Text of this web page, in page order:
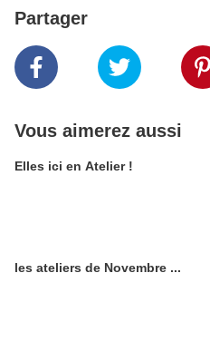
Partager
Vous aimerez aussi
Elles ici en Atelier !
les ateliers de Novembre ...